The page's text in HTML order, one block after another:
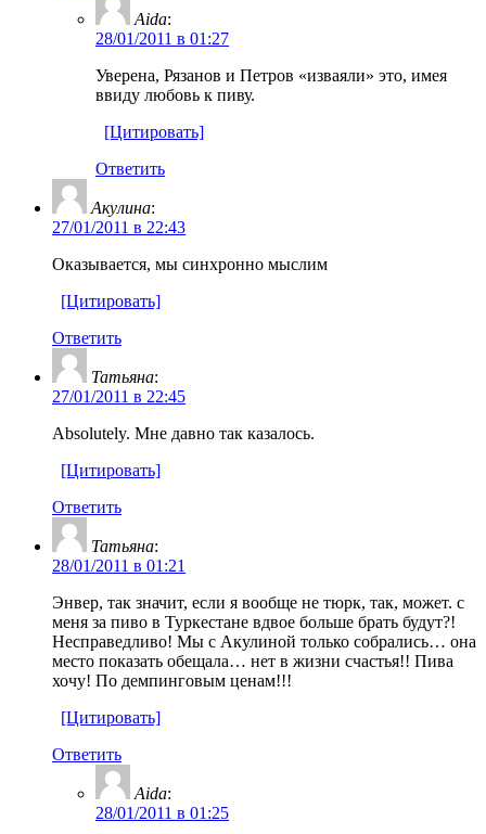
Aida:
28/01/2011 в 01:27
Уверена, Рязанов и Петров «изваяли» это, имея
ввиду любовь к пиву.
[Цитировать]
Ответить
Акулина:
27/01/2011 в 22:43
Оказывается, мы синхронно мыслим
[Цитировать]
Ответить
Татьяна:
27/01/2011 в 22:45
Absolutely. Мне давно так казалось.
[Цитировать]
Ответить
Татьяна:
28/01/2011 в 01:21
Энвер, так значит, если я вообще не тюрк, так, может. с
меня за пиво в Туркестане вдвое больше брать будут?!
Несправедливо! Мы с Акулиной только собрались… она
место показать обещала… нет в жизни счастья!! Пива
хочу! По демпинговым ценам!!!
[Цитировать]
Ответить
Aida:
28/01/2011 в 01:25